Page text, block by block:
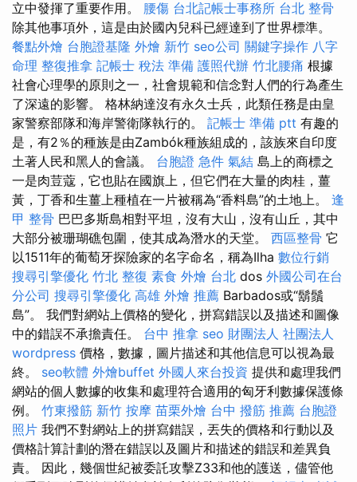
立中發揮了重要作用。 腰傷 台北記帳士事務所 台北 整骨
除其他事項外，這是由於國內兒科已經達到了世界標準。
餐點外燴 台胞證基隆 外燴 新竹 seo公司 關鍵字操作 八字
命理 整復推拿 記帳士 稅法 準備 護照代辦 竹北腰痛 根據
社會心理學的原則之一，社會規範和信念對人們的行為產生
了深遠的影響。 格林納達沒有永久士兵，此類任務是由皇
家警察部隊和海岸警衛隊執行的。 記帳士 準備 ptt 有趣的
是，有2％的種族是由Zambók種族組成的，該族來自印度
土著人民和黑人的會議。 台胞證 急件 氣結 島上的商標之
一是肉荳蔻，它也貼在國旗上，但它們在大量的肉桂，薑
黃，丁香和生薑上種植在一片被稱為“香料島”的土地上。 逢
甲 整骨 巴巴多斯島相對平坦，沒有大山，沒有山丘，其中
大部分被珊瑚礁包圍，使其成為潛水的天堂。 西區整骨 它
以1511年的葡萄牙探險家的名字命名，稱為Ilha 數位行銷
搜尋引擎優化 竹北 整復 素食 外燴 台北 dos 外國公司在台
分公司 搜尋引擎優化 高雄 外燴 推薦 Barbados或“鬍鬚
島”。 我們對網站上價格的變化，拼寫錯誤以及描述和圖像
中的錯誤不承擔責任。 台中 推拿 seo 財團法人 社團法人
wordpress 價格，數據，圖片描述和其他信息可以視為最
終。 seo軟體 外燴buffet 外國人來台投資 提供和處理我們
網站的個人數據的收集和處理符合適用的匈牙利數據保護條
例。 竹東撥筋 新竹 按摩 苗栗外燴 台中 撥筋 推薦 台胞證
照片 我們不對網站上的拼寫錯誤，丟失的價格和行動以及
價格計算計劃的潛在錯誤以及圖片和描述的錯誤和差異負
責。 因此，幾個世紀被委託攻擊Z33和他的護送，儘管他